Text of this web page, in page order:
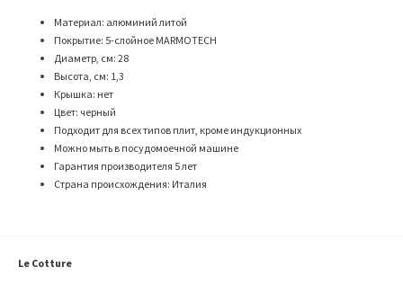
Материал: алюминий литой
Покрытие: 5-слойное MARMOTECH
Диаметр, см: 28
Высота, см: 1,3
Крышка: нет
Цвет: черный
Подходит для всех типов плит, кроме индукционных
Можно мыть в посудомоечной машине
Гарантия производителя 5 лет
Страна происхождения: Италия
Le Cotture